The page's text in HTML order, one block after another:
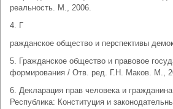
реальность. М., 2006.
4. Г
ражданское общество и перспективы
5. Гражданское общество и правовое
формирования / Отв. ред. Г.Н. Маков. М.,
6. Декларация прав человека и
Республика: Конституция и